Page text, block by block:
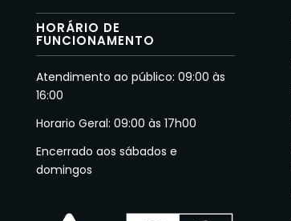
HORÁRIO DE
FUNCIONAMENTO
Atendimento ao público: 09:00 às
16:00
Horario Geral: 09:00 às 17h00
Encerrado aos sábados e
domingos